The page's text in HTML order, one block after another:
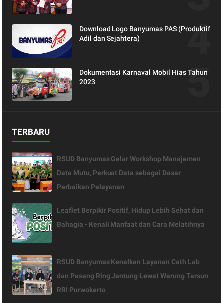
Download Logo Banyumas PAS (Produktif
Adil dan Sejahtera)
Dokumentasi Karnaval Mobil Hias Tahun
2023
TERBARU
RSUD Banyumas Gelar Workshop Manajemen
Data Mutu, Perkuat Data sebagai Dasar
Perbaikan Pelayanan
Leaflet Berpikir Positif, Hidup Lebih Sehat dan
Bahagia - Kenali Manfaat dan Cara Melatihnya
RSUD Banyumas Kenalkan Layanan Cath Lab
dan Pasang Ring Jantung Lewat Warung Tarsun
RRI Purwokerto